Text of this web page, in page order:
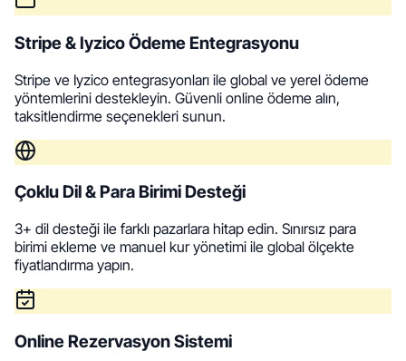
Stripe & Iyzico Ödeme Entegrasyonu
Stripe ve Iyzico entegrasyonları ile global ve yerel ödeme
yöntemlerini destekleyin. Güvenli online ödeme alın,
taksitlendirme seçenekleri sunun.
Çoklu Dil & Para Birimi Desteği
3+ dil desteği ile farklı pazarlara hitap edin. Sınırsız para
birimi ekleme ve manuel kur yönetimi ile global ölçekte
fiyatlandırma yapın.
Online Rezervasyon Sistemi